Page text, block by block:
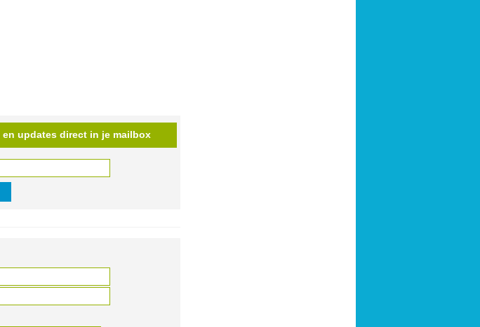
updates direct in je mailbox